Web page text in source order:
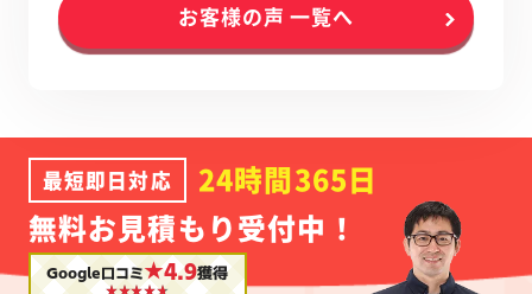
お客様の声 一覧へ
最短即日対応
24時間365日
無料お見積もり受付中！
Google口コミ★4.9獲得